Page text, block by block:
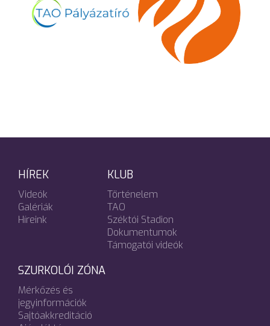
HÍREK
Videók
Galériák
Híreink
KLUB
Történelem
TAO
Széktói Stadion
Dokumentumok
Támogatói videók
SZURKOLÓI ZÓNA
Mérkőzés és
jegyinformációk
Sajtóakkreditáció